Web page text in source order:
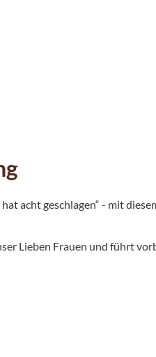
hat acht geschlagen“ - mit
Lieben Frauen und führt